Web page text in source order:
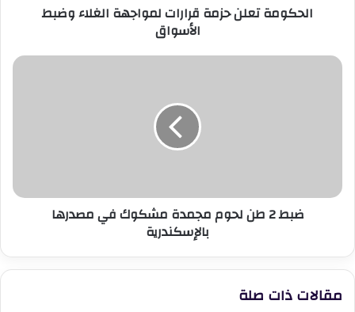
الحكومة تعلن حزمة قرارات لمواجهة الغلاء وضبط
الأسواق
ضبط
بالإسكندرية
ضبط 2 طن لحوم مجمدة مشكوك في مصدرها
بالإسكندرية
مقالات ذات صلة